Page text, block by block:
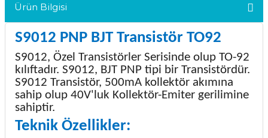
Ürün Bilgisi
S9012 PNP BJT Transistör TO92
S9012, Özel Transistörler Serisinde olup TO-92
kılıftadır. S9012, BJT PNP tipi bir Transistördür.
S9012 Transistör, 500mA kollektör akımına
sahip olup 40V'luk Kollektör-Emiter gerilimine
sahiptir.
Teknik Özellikler: